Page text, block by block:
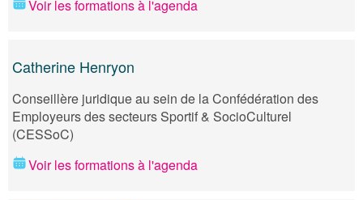
Voir les formations à l'agenda
Catherine Henryon
Conseillère juridique au sein de la Confédération des
Employeurs des secteurs Sportif & SocioCulturel
(CESSoC)
Voir les formations à l'agenda